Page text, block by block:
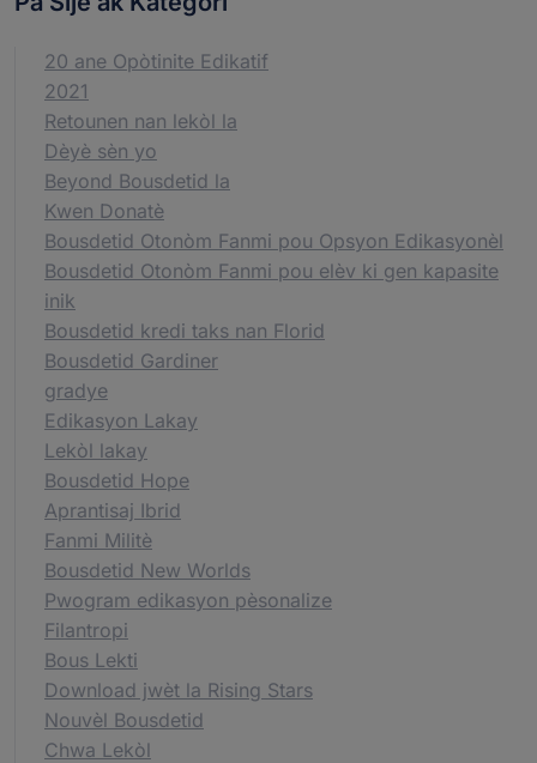
20 ane Opòtinite Edikatif
2021
Retounen nan lekòl la
Dèyè sèn yo
Beyond Bousdetid la
Kwen Donatè
Bousdetid Otonòm Fanmi pou Opsyon Edikasyonèl
Bousdetid Otonòm Fanmi pou elèv ki gen kapasite
inik
Bousdetid kredi taks nan Florid
Bousdetid Gardiner
gradye
Edikasyon Lakay
Lekòl lakay
Bousdetid Hope
Aprantisaj Ibrid
Fanmi Militè
Bousdetid New Worlds
Pwogram edikasyon pèsonalize
Filantropi
Bous Lekti
Download jwèt la Rising Stars
Nouvèl Bousdetid
Chwa Lekòl